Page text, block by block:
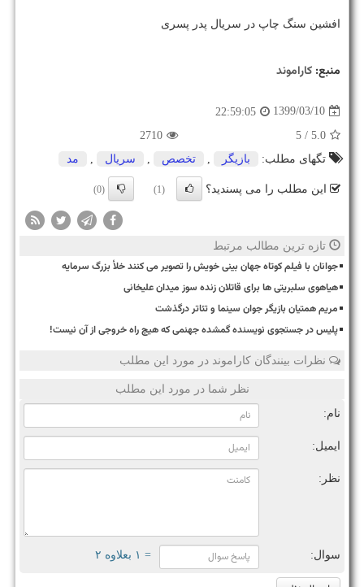
افشین سنگ چاپ در سریال پدر پسری
منبع: كاراموند
1399/03/10
22:59:05
5.0
/ 5
2710
تگهای مطلب:
بازیگر , تخصص , سریال , مد
این مطلب را می پسندید؟ (1)
(0)
تازه ترین مطالب مرتبط
جوانان با فیلم کوتاه جهان بینی خویش را تصویر می کنند خلأ بزرگ سرمایه
هیاهوی سلبریتی ها برای قاتلان زنده سوز میدان علیخانی
مریم همتیان بازیگر جوان سینما و تئاتر درگذشت
پلیس در جستجوی نویسنده گمشده جهنمی که هیچ راه خروجی از آن نیست!
نظرات بینندگان کاراموند در مورد این مطلب
نظر شما در مورد این مطلب
نام:
ایمیل:
نظر:
سوال: = ۱ بعلاوه ۲